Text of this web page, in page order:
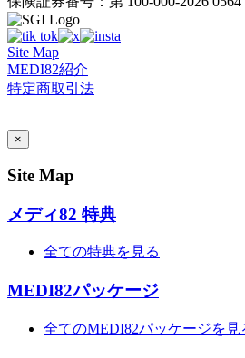
Site Map
MEDI82紹介
特定商取引法
×
Site Map
メディ82 特典
全ての特典を見る
MEDI82パッケージ
全てのMEDI82パッケージを見